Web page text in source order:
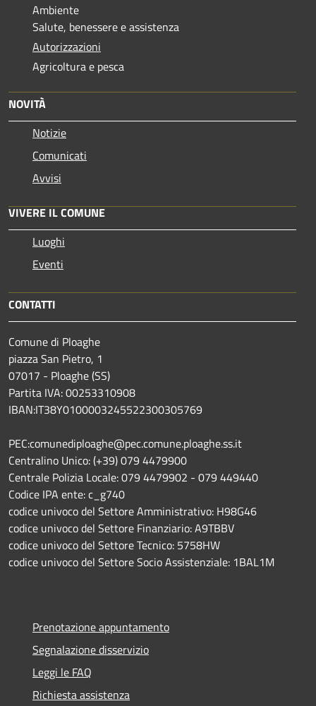
Ambiente
Salute, benessere e assistenza
Autorizzazioni
Agricoltura e pesca
NOVITÀ
Notizie
Comunicati
Avvisi
VIVERE IL COMUNE
Luoghi
Eventi
CONTATTI
Comune di Ploaghe
piazza San Pietro, 1
07017 - Ploaghe (SS)
Partita IVA: 00253310908
IBAN:IT38Y0100003245522300305769
PEC:comunediploaghe@pec.comune.ploaghe.ss.it
Centralino Unico: (+39) 079 4479900
Centrale Polizia Locale: 079 4479902 - 079 449440
Codice IPA ente: c_g740
codice univoco del Settore Amministrativo: H98G46
codice univoco del Settore Finanziario: A9TBBV
codice univoco del Settore Tecnico: 5758HW
codice univoco del Settore Socio Assistenziale: 1BAL1M
Prenotazione appuntamento
Segnalazione disservizio
Leggi le FAQ
Richiesta assistenza